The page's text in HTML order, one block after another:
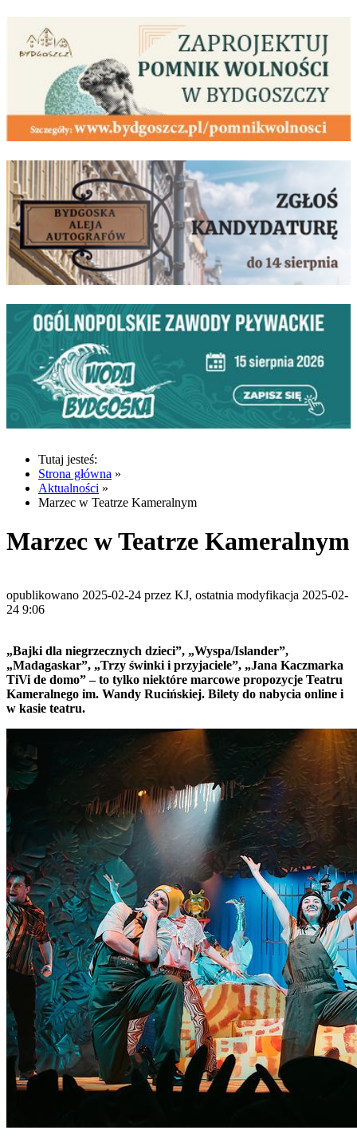
Tutaj jesteś:
Strona główna »
Aktualności »
Marzec w Teatrze Kameralnym
Marzec w Teatrze Kameralnym
opublikowano 2025-02-24 przez KJ, ostatnia modyfikacja 2025-02-
24 9:06
„Bajki dla niegrzecznych dzieci”, „Wyspa/Islander”,
„Madagaskar”, „Trzy świnki i przyjaciele”, „Jana Kaczmarka
TiVi de domo” – to tylko niektóre marcowe propozycje Teatru
Kameralnego im. Wandy Rucińskiej. Bilety do nabycia online i
w kasie teatru.